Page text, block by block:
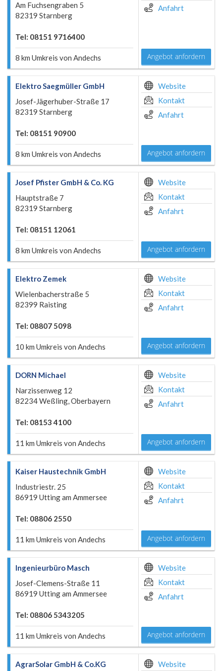
Am Fuchsengraben 5
82319 Starnberg
Tel: 08151 9716400
8 km Umkreis von Andechs
Anfahrt
Angebot anfordern
Elektro Saegmüller GmbH
Josef-Jägerhuber-Straße 17
82319 Starnberg
Tel: 08151 90900
8 km Umkreis von Andechs
Website
Kontakt
Anfahrt
Angebot anfordern
Josef Pfister GmbH & Co. KG
Hauptstraße 7
82319 Starnberg
Tel: 08151 12061
8 km Umkreis von Andechs
Website
Kontakt
Anfahrt
Angebot anfordern
Elektro Zemek
Wielenbacherstraße 5
82399 Raisting
Tel: 08807 5098
10 km Umkreis von Andechs
Website
Kontakt
Anfahrt
Angebot anfordern
DORN Michael
Narzissenweg 12
82234 Weßling, Oberbayern
Tel: 08153 4100
11 km Umkreis von Andechs
Website
Kontakt
Anfahrt
Angebot anfordern
Kaiser Haustechnik GmbH
Industriestr. 25
86919 Utting am Ammersee
Tel: 08806 2550
11 km Umkreis von Andechs
Website
Kontakt
Anfahrt
Angebot anfordern
Ingenieurbüro Masch
Josef-Clemens-Straße 11
86919 Utting am Ammersee
Tel: 08806 5343205
11 km Umkreis von Andechs
Website
Kontakt
Anfahrt
Angebot anfordern
AgrarSolar GmbH & Co.KG Website